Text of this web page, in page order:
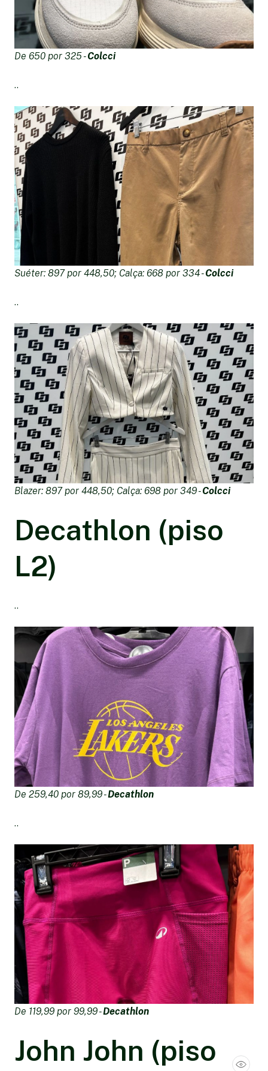
De 650 por 325 -Colcci
..
Suéter: 897 por 448,50; Calça: 668 por 334 -Colcci
..
Blazer: 897 por 448,50; Calça: 698 por 349 -Colcci
Decathlon (piso
L2)
..
De 259,40 por 89,99 -Decathlon
..
De 119,99 por 99,99 -Decathlon
John John (piso